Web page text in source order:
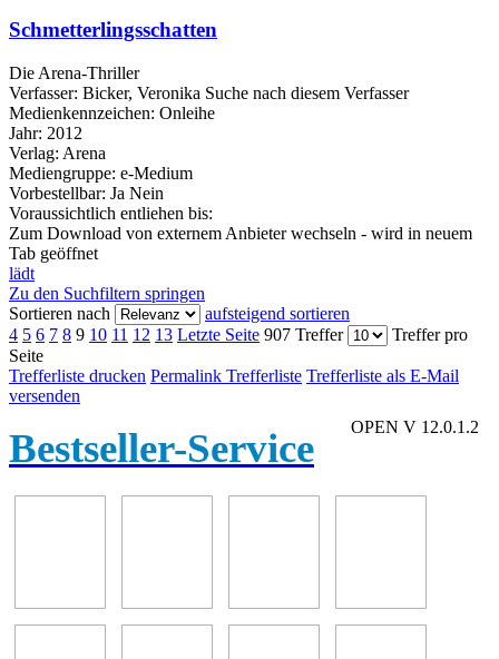
Schmetterlingsschatten
Die Arena-Thriller
Verfasser: Bicker, Veronika Suche nach diesem Verfasser
Medienkennzeichen: Onleihe
Jahr: 2012
Verlag: Arena
Mediengruppe: e-Medium
Vorbestellbar: Ja Nein
Voraussichtlich entliehen bis:
Zum Download von externem Anbieter wechseln - wird in neuem
Tab geöffnet
lädt
Zu den Suchfiltern springen
Sortieren nach
aufsteigend sortieren
4 5 6 7 8 9 10 11 12 13 Letzte Seite 907 Treffer
Treffer pro
Seite
Trefferliste drucken Permalink Trefferliste Trefferliste als E-Mail
versenden
OPEN V 12.0.1.2
Bestseller-Service